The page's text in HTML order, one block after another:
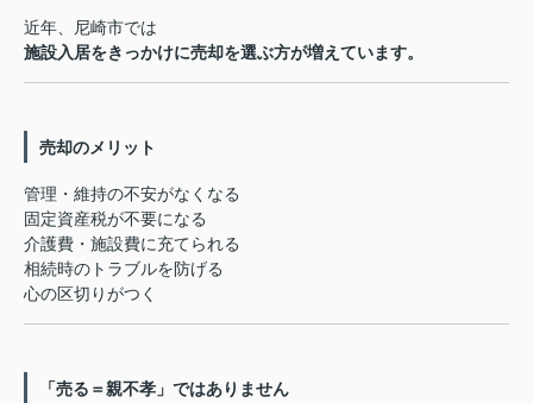
近年、尼崎市では
施設入居をきっかけに売却を選ぶ方が増えています。
売却のメリット
管理・維持の不安がなくなる
固定資産税が不要になる
介護費・施設費に充てられる
相続時のトラブルを防げる
心の区切りがつく
「売る＝親不孝」ではありません